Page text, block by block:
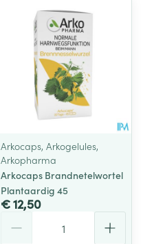
Arkocaps, Arkogelules,
Arkopharma
Arkocaps Brandnetelwortel
Plantaardig 45
€ 12,50